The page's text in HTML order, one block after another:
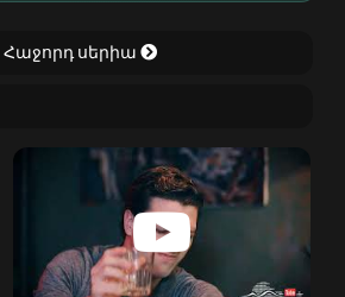
Հաջորդ սերիա